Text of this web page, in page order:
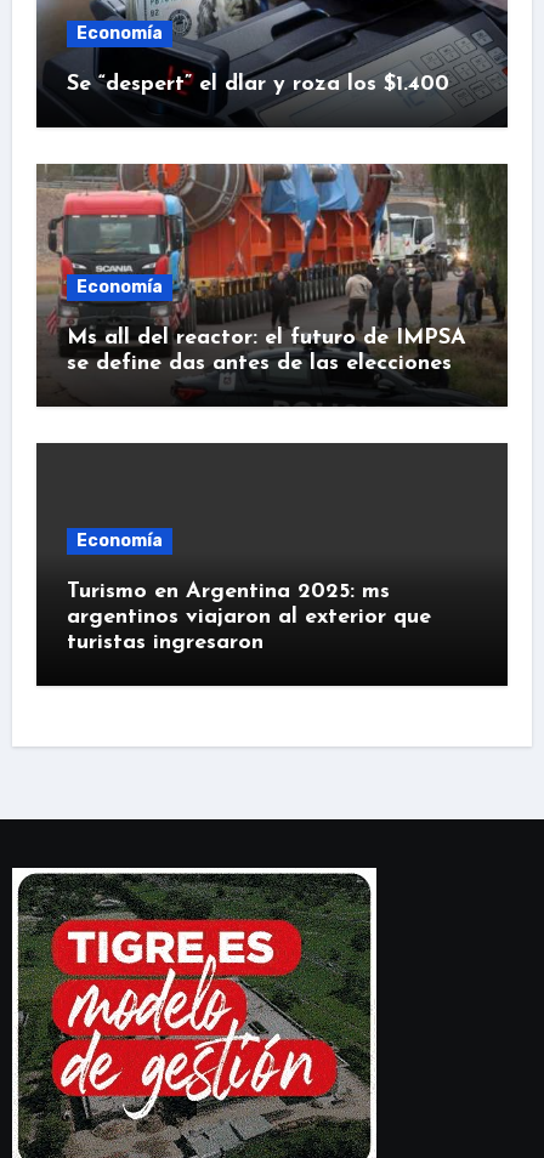
Economía
Se “despert” el dlar y roza los $1.400
Economía
Ms all del reactor: el futuro de IMPSA
se define das antes de las elecciones
Economía
Turismo en Argentina 2025: ms
argentinos viajaron al exterior que
turistas ingresaron